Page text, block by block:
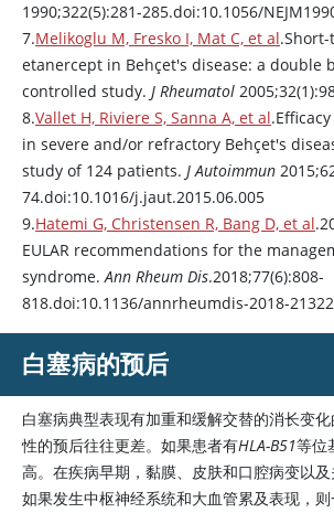
1990;322(5):281-285.doi:10.1056/
7.Melikoglu M, Fresko I, Mat C, et al
etanercept in Behçet's disease: a double
controlled study. J Rheumatol
8.Vallet H, Riviere S, Sanna A, et al
in severe and/or refractory Behçet's
study of 124 patients. J Autoimmun
74.doi:10.1016/j.jaut.2015.06.005
9.Hatemi G, Christensen R, Bang D, et al
EULAR recommendations for the
syndrome.Ann Rheum Dis.2018;77(6):808-
818.doi:10.1136/annrheumdis-2018-
白塞病的预后
白塞病典型表现有加重和缓解交替的消长变
性的预后往往更差。如果患者有HLA-B51等位
高。在疾病早期，黏膜、皮肤和口腔病变以及
如果发生中枢神经系统和大血管累及表现，则